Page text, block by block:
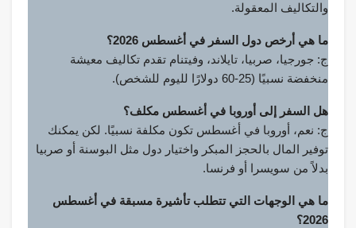
والتكاليف المعقولة.
ما هي أرخص دول السفر في أغسطس 2026؟
ج: جورجيا، صربيا، تايلاند، وفيتنام تقدم تكاليف معيشة
منخفضة نسبيًا (25-60 دولارًا لليوم للشخص).
هل السفر إلى أوروبا في أغسطس مكلف؟
ج: نعم، أوروبا في أغسطس تكون مكلفة نسبيًا. لكن يمكنك
توفير المال بالحجز المبكر واختيار دول مثل البوسنة أو صربيا
بدلاً من سويسرا أو فرنسا.
ما هي الوجهات التي تتطلب تأشيرة مسبقة في أغسطس
2026؟